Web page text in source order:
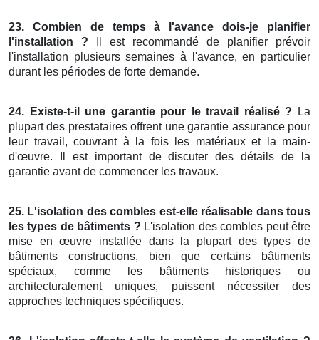
23. Combien de temps à l'avance dois-je planifier
l'installation ? Il est recommandé de planifier prévoir
l'installation plusieurs semaines à l'avance, en particulier
durant les périodes de forte demande.
24. Existe-t-il une garantie pour le travail réalisé ? La
plupart des prestataires offrent une garantie assurance pour
leur travail, couvrant à la fois les matériaux et la main-
d'œuvre. Il est important de discuter des détails de la
garantie avant de commencer les travaux.
25. L'isolation des combles est-elle réalisable dans tous
les types de bâtiments ? L'isolation des combles peut être
mise en œuvre installée dans la plupart des types de
bâtiments constructions, bien que certains bâtiments
spéciaux, comme les bâtiments historiques ou
architecturalement uniques, puissent nécessiter des
approches techniques spécifiques.